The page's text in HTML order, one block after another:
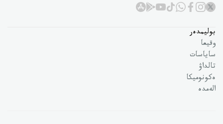
بوليمدەر
وقيعا
ساياسات
تالداۋ
ەكونوميكا
الەمدە